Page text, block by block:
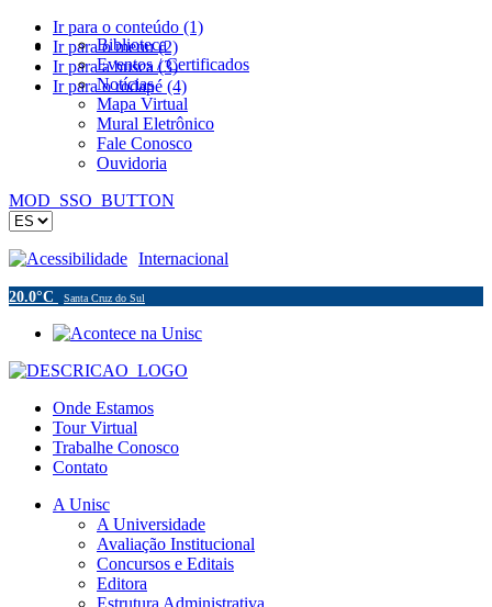
Ir para o conteúdo (1)
Ir para o menu (2)
Ir para a busca (3)
Ir para o rodapé (4)
Biblioteca
Eventos / Certificados
Notícias
Mapa Virtual
Mural Eletrônico
Fale Conosco
Ouvidoria
MOD_SSO_BUTTON
Acessibilidade Internacional
20.0°C Santa Cruz do Sul
Onde Estamos
Tour Virtual
Trabalhe Conosco
Contato
A Unisc
A Universidade
Avaliação Institucional
Concursos e Editais
Editora
Estrutura Administrativa